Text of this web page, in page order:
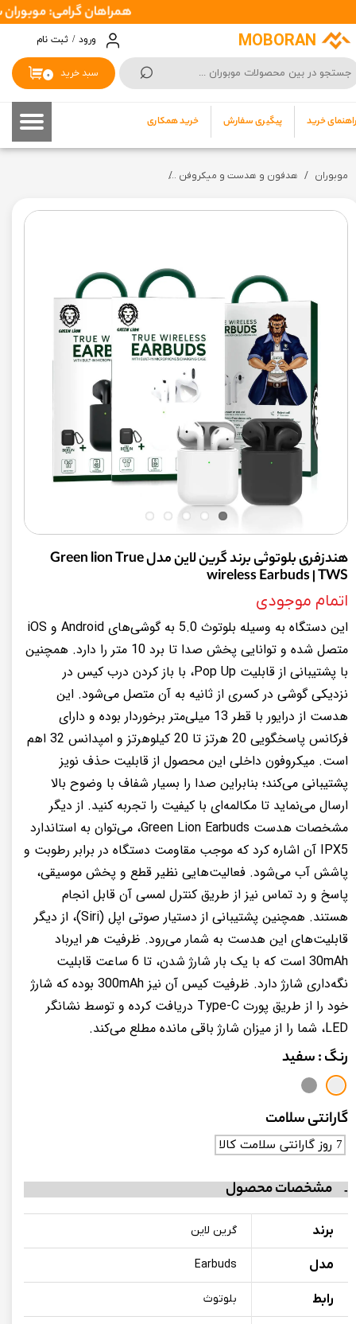
MOBORAN
⌕ ۰ سبد خرید
راهنمای خرید پیگیری سفارش خرید همکاری
ورود / ثبت نام
حساب کاربری من
تغییر گذر واژه
خروج از حساب کاربری
همراهان گرامی: موبوران سفارشات شما را در اسرع وقت ( 1 تا 2 روز
موبوران هدفون و هدست و میکروفن
هندزفری بلوتوثی برند گرین لاین مدل Green lion True
wireless Earbuds | TWS
اتمام موجودی
این دستگاه به وسیله بلوتوث 5.0 به گوشی‌های Android و iOS
متصل شده و توانایی پخش صدا تا برد 10 متر را دارد. همچنین
با پشتیبانی از قابلیت Pop Up، با باز کردن درب کیس در
نزدیکی گوشی در کسری از ثانیه به آن متصل می‌شود. این
هدست از درایور با قطر 13 میلی‌متر برخوردار بوده و دارای
فرکانس پاسخگویی 20 هرتز تا 20 کیلوهرتز و امپدانس 32 اهم
است. میکروفون داخلی این محصول از قابلیت حذف نویز
پشتیبانی می‌کند؛ بنابراین صدا را بسیار شفاف با وضوح بالا
ارسال می‌نماید تا مکالمه‌ای با کیفیت را تجربه کنید. از دیگر
مشخصات هدست Green Lion Earbuds، می‌توان به استاندارد
IPX5 آن اشاره کرد که موجب مقاومت دستگاه در برابر رطوبت و
پاشش آب می‌شود. فعالیت‌هایی نظیر قطع و پخش موسیقی،
پاسخ و رد تماس نیز از طریق کنترل لمسی آن قابل انجام
هستند. همچنین پشتیبانی از دستیار صوتی اپل (Siri)، از دیگر
قابلیت‌های این هدست به شمار می‌رود. ظرفیت هر ایرباد
30mAh است که با یک بار شارژ شدن، تا 6 ساعت قابلیت
نگه‌داری شارژ دارد. ظرفیت کیس آن نیز 300mAh بوده که شارژ
خود را از طریق پورت Type-C دریافت کرده و توسط نشانگر
LED، شما را از میزان شارژ باقی مانده مطلع می‌کند.
رنگ: سفید
گارانتی سلامت
7 روز گارانتی سلامت کالا
مشخصات محصول
برند گرین لاین
مدل Earbuds
رابط بلوتوث